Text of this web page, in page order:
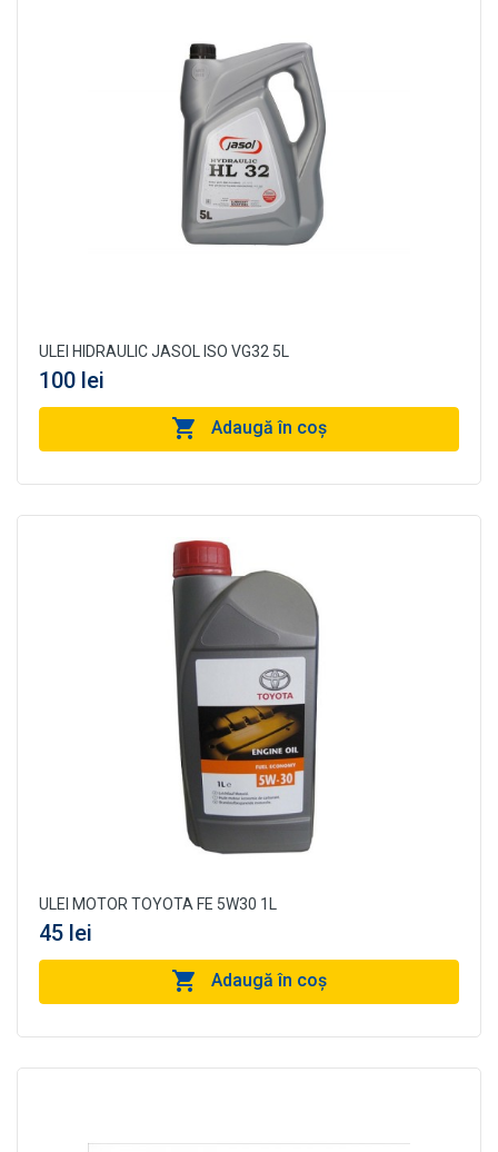
ULEI HIDRAULIC JASOL ISO VG32 5L
100 lei
Adaugă în coş
ULEI MOTOR TOYOTA FE 5W30 1L
45 lei
Adaugă în coş